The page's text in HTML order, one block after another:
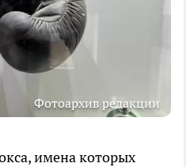
Фотоархив редакции
имена которых